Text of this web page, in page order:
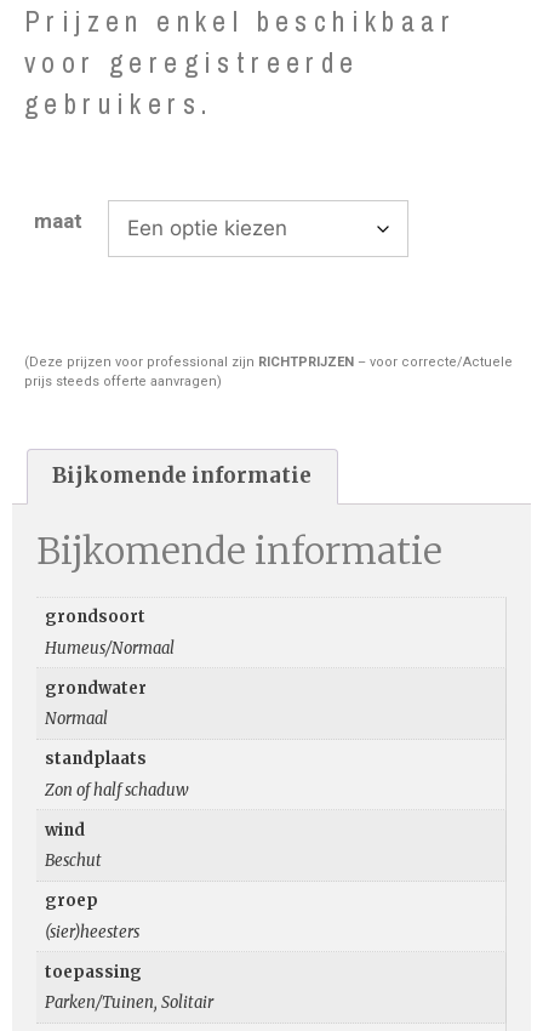
Prijzen enkel beschikbaar
voor geregistreerde
gebruikers.
maat
(Deze prijzen voor professional zijn RICHTPRIJZEN – voor correcte/Actuele
prijs steeds offerte aanvragen)
Bijkomende informatie
Bijkomende informatie
grondsoort
Humeus/Normaal
grondwater
Normaal
standplaats
Zon of half schaduw
wind
Beschut
groep
(sier)heesters
toepassing
Parken/Tuinen, Solitair